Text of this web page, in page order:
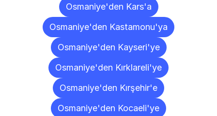
Osmaniye'den Kars'a
Osmaniye'den Kastamonu'ya
Osmaniye'den Kayseri'ye
Osmaniye'den Kırklareli'ye
Osmaniye'den Kırşehir'e
Osmaniye'den Kocaeli'ye